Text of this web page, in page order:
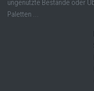
ungenutzte Bestände oder
Paletten ...